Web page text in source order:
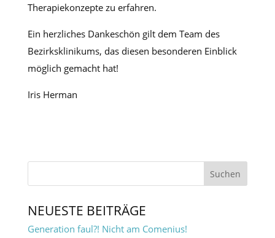
Therapiekonzepte zu erfahren.
Ein herzliches Dankeschön gilt dem Team des
Bezirksklinikums, das diesen besonderen Einblick
möglich gemacht hat!
Iris Herman
NEUESTE BEITRÄGE
Generation faul?! Nicht am Comenius!